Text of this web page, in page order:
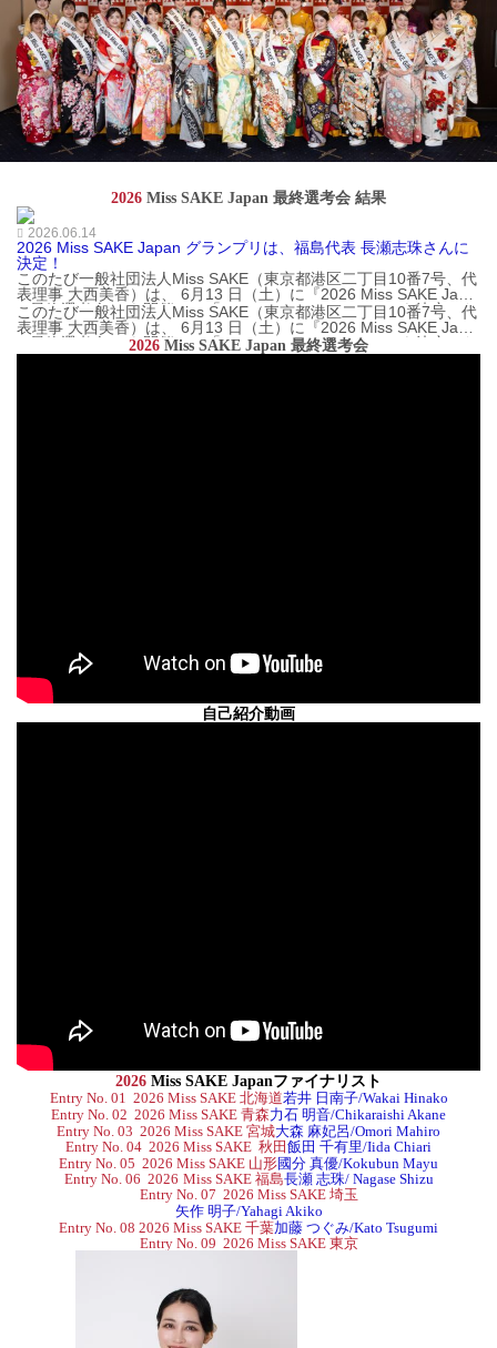
2026 Miss SAKE Japan 最終選考会 結果
2026.06.14
2026 Miss SAKE Japan グランプリは、福島代表 長瀬志珠さんに
決定！
このたび一般社団法人Miss SAKE（東京都港区二丁目10番7号、代
表理事 大西美香）は、 6月13 日（土）に『2026 Miss SAKE Japa
n 最終選考会 』を開催し、「2026 Miss SAKE Japan」を決定いた
しました。日本の伝統ある文化 ｢日本酒」を中心に、日本文化の魅
力...
このたび一般社団法人Miss SAKE（東京都港区二丁目10番7号、代
表理事 大西美香）は、 6月13 日（土）に『2026 Miss SAKE Japa
n 最終選考会 』を開催し、「2026 Miss SAKE Japan」を決定いた
しました。日本の伝統ある文化 ｢日本酒」を中心に、日本文化の魅
2026 Miss SAKE Japan 最終選考会
自己紹介動画
2026 Miss SAKE Japanファイナリスト
Entry No. 01 2026 Miss SAKE 北海道若井 日南子/Wakai Hinako
Entry No. 02 2026 Miss SAKE 青森力石 明音/Chikaraishi Akane
Entry No. 03 2026 Miss SAKE 宮城大森 麻妃呂/Omori Mahiro
Entry No. 04 2026 Miss SAKE 秋田 飯田 千有里/Iida Chiari
Entry No. 05 2026 Miss SAKE 山形國分 真優/Kokubun Mayu
Entry No. 06 2026 Miss SAKE 福島長瀬 志珠/ Nagase Shizu
Entry No. 07 2026 Miss SAKE 埼玉
矢作 明子/Yahagi Akiko
Entry No. 08 2026 Miss SAKE 千葉加藤 つぐみ/Kato Tsugumi
Entry No. 09 2026 Miss SAKE 東京